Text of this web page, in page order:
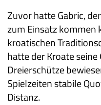
Zuvor hatte Gabric,
zum Einsatz kommen
kroatischen
hatte der Kroate
Dreierschütze
Spielzeiten stabile
Distanz.